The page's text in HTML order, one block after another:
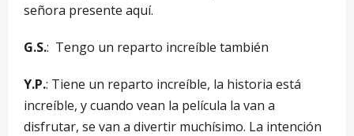
señora presente aquí.
G.S.: Tengo un reparto increíble también
Y.P.: Tiene un reparto increíble, la historia está
increíble, y cuando vean la película la van a
disfrutar, se van a divertir muchísimo. La intención